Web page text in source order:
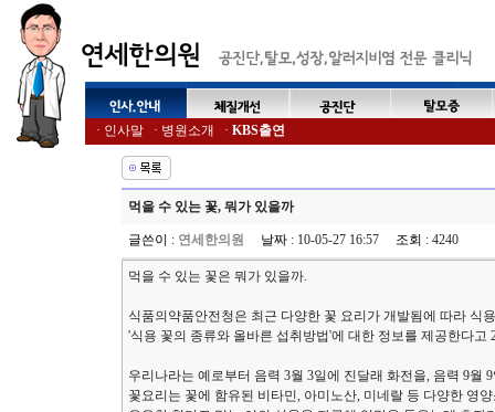
· 인사말 · 병원소개 · KBS출연
먹을 수 있는 꽃, 뭐가 있을까
글쓴이 : 연세한의원 날짜 : 10-05-27 16:57 조회 : 4240
먹을 수 있는 꽃은 뭐가 있을까.
식품의약품안전청은 최근 다양한 꽃 요리가 개발됨에 따라 식
'식용 꽃의 종류와 올바른 섭취방법'에 대한 정보를 제공한다고
우리나라는 예로부터 음력 3월 3일에 진달래 화전을, 음력 9월
꽃요리는 꽃에 함유된 비타민, 아미노산, 미네랄 등 다양한 영